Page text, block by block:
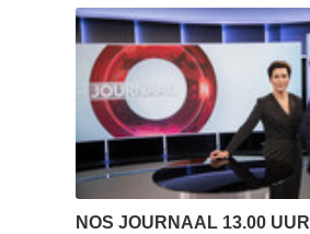
NOS JOURNAAL 13.00 UUR